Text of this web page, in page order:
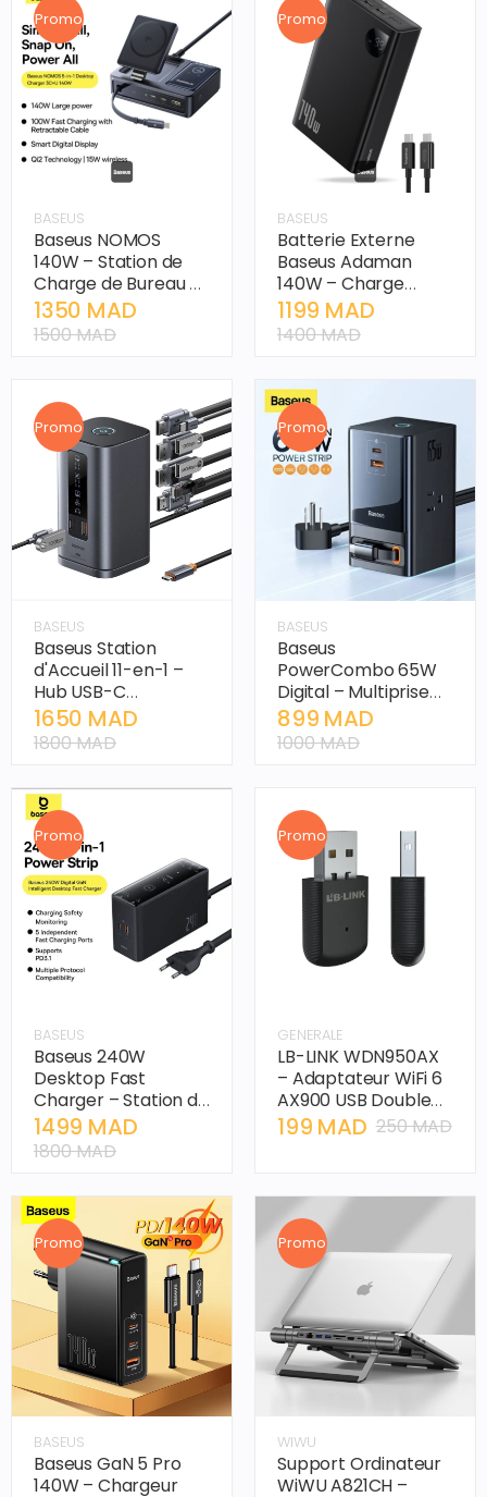
Promo
BASEUS
Baseus NOMOS
140W – Station de
Charge de Bureau 5-
en-1 avec Qi2
1350 MAD
1500 MAD
Promo
BASEUS
Batterie Externe
Baseus Adaman
140W – Charge
Rapide PD 3.1 &
Affichage Digital
1199 MAD
1400 MAD
Promo
BASEUS
Baseus Station
d'Accueil 11-en-1 –
Hub USB-C
Professionnel pour
Windows
1650 MAD
1800 MAD
Promo
BASEUS
Baseus
PowerCombo 65W
Digital – Multiprise
Intelligente avec
Câble Rétractable
USB-C
899 MAD
1000 MAD
Promo
BASEUS
Baseus 240W
Desktop Fast
Charger – Station de
Charge 5 ports avec
Sortie DC
1499 MAD
1800 MAD
Promo
GENERALE
LB-LINK WDN950AX
– Adaptateur WiFi 6
AX900 USB Double
Bande
199 MAD 250 MAD
Promo
BASEUS
Baseus GaN 5 Pro
140W – Chargeur
Promo
WIWU
Support Ordinateur
WiWU A821CH –